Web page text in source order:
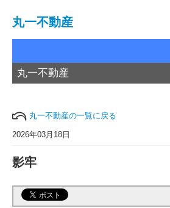
丸一不動産
丸一不動産
丸一不動産の一覧に戻る
2026年03月18日
影牢